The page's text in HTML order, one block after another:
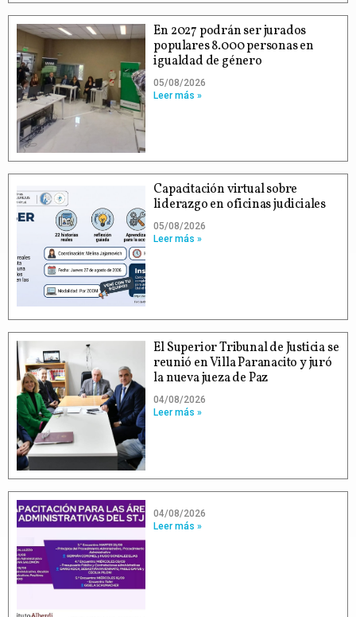
En 2027 podrán ser jurados
populares 8.000 personas en
igualdad de género
05/08/2026
Leer más »
Capacitación virtual sobre
liderazgo en oficinas judiciales
05/08/2026
Leer más »
El Superior Tribunal de Justicia se
reunió en Villa Paranacito y juró
la nueva jueza de Paz
04/08/2026
Leer más »
04/08/2026
Leer más »